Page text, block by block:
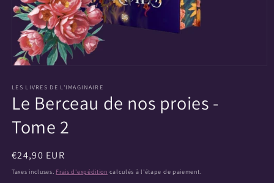
média
1
dans
fenêtre
modale
LES LIVRES DE L'IMAGINAIRE
Le Berceau de nos proies -
Tome 2
Prix
habituel
€24,90 EUR
Taxes incluses. Frais d'expédition calculés à l'étape de paiement.